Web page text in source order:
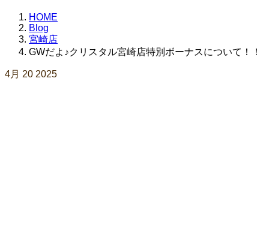
HOME
Blog
宮崎店
GWだよ♪クリスタル宮崎店特別ボーナスについて！！
4月 20 2025